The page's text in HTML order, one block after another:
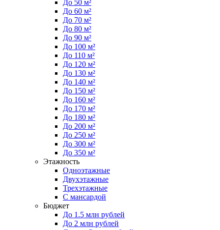
До 50 м²
До 60 м²
До 70 м²
До 80 м²
До 90 м²
До 100 м²
До 110 м²
До 120 м²
До 130 м²
До 140 м²
До 150 м²
До 160 м²
До 170 м²
До 180 м²
До 200 м²
До 250 м²
До 300 м²
До 350 м²
Этажность
Одноэтажные
Двухэтажные
Трехэтажные
С мансардой
Бюджет
До 1.5 млн рублей
До 2 млн рублей